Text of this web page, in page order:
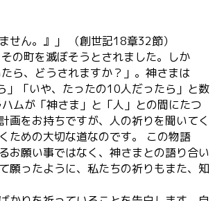
せん。』」 （創世記18章32節）
の町を滅ぼそうとされました。しか
ら、どうされますか？」。神さまは
「いや、たったの10人だったら」と数
ムが「神さま」と「人」との間にたつ
画をお持ちですが、人の祈りを聞いてく
ための大切な道なのです。 この物語
お願い事ではなく、神さまとの語り合い
願ったように、私たちの祈りもまた、知